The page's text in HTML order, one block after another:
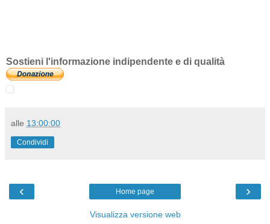
Sostieni l'informazione indipendente e di qualità
alle 13:00:00
Condividi
‹ ›
Home page
Visualizza versione web